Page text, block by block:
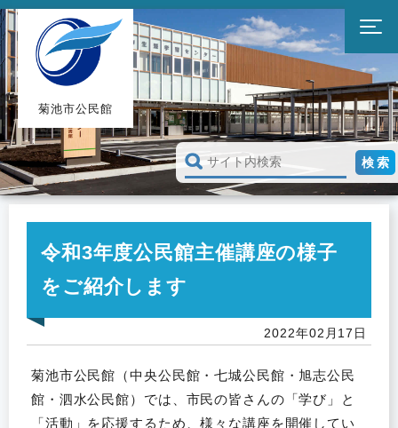
菊池市公民館
令和3年度公民館主催講座の様子
をご紹介します
2022年02月17日
菊池市公民館（中央公民館・七城公民館・旭志公民
館・泗水公民館）では、市民の皆さんの「学び」と
「活動」を応援するため、様々な講座を開催してい